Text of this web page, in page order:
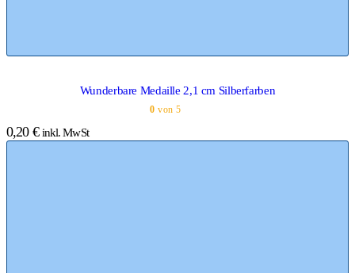
Wunderbare Medaille 2,1 cm Silberfarben
0 von 5
0,20 € inkl. MwSt